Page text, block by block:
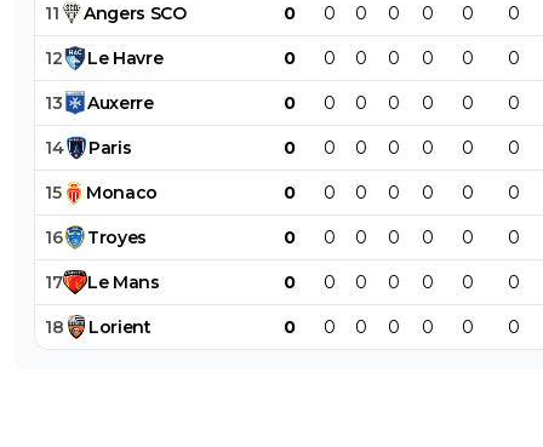
11 Angers SCO 0 0 0 0 0 0 0
12 Le Havre 0 0 0 0 0 0 0
13 Auxerre 0 0 0 0 0 0 0
14 Paris 0 0 0 0 0 0 0
15 Monaco 0 0 0 0 0 0 0
16 Troyes 0 0 0 0 0 0 0
17 Le Mans 0 0 0 0 0 0 0
18 Lorient 0 0 0 0 0 0 0